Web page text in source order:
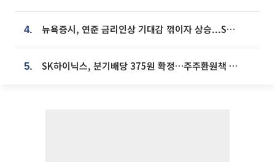
4. 뉴욕증시, 연준 금리인상 기대감 꺾이자 상승...S&P500 사상 최고치 [종합]
5. SK하이닉스, 분기배당 375원 확정…주주환원책 9월로 앞당겨 발표